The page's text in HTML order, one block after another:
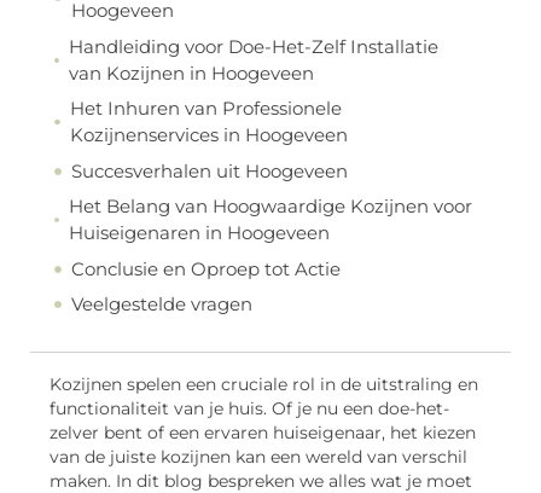
Hoogeveen
Handleiding voor Doe-Het-Zelf Installatie
van Kozijnen in Hoogeveen
Het Inhuren van Professionele
Kozijnenservices in Hoogeveen
Succesverhalen uit Hoogeveen
Het Belang van Hoogwaardige Kozijnen voor
Huiseigenaren in Hoogeveen
Conclusie en Oproep tot Actie
Veelgestelde vragen
Kozijnen spelen een cruciale rol in de uitstraling en
functionaliteit van je huis. Of je nu een doe-het-
zelver bent of een ervaren huiseigenaar, het kiezen
van de juiste kozijnen kan een wereld van verschil
maken. In dit blog bespreken we alles wat je moet